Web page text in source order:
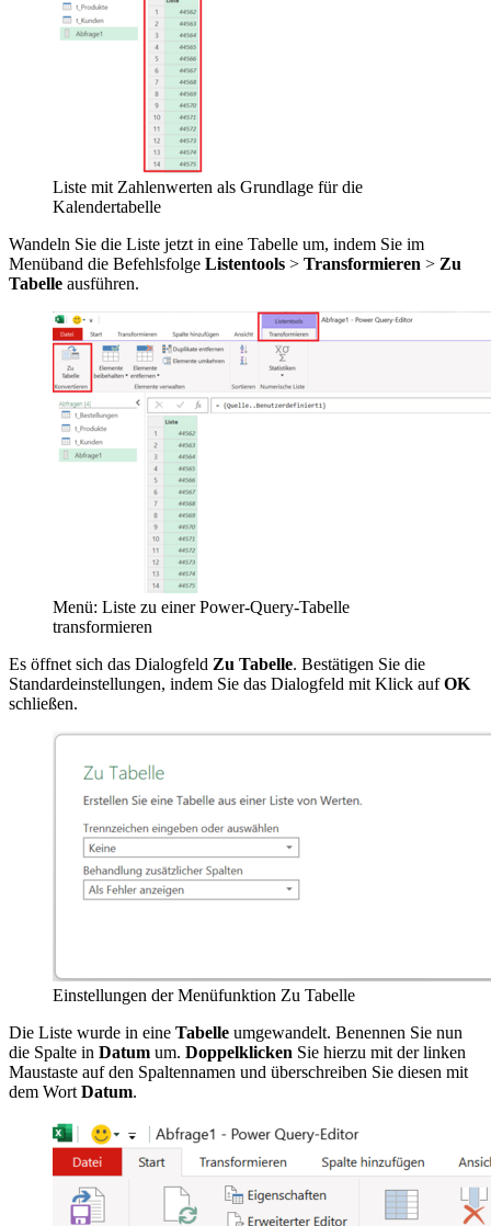
Liste mit Zahlenwerten als Grundlage für die
Kalendertabelle
Wandeln Sie die Liste jetzt in eine Tabelle um, indem Sie im
Menüband die Befehlsfolge Listentools > Transformieren > Zu
Tabelle ausführen.
Menü: Liste zu einer Power-Query-Tabelle
transformieren
Es öffnet sich das Dialogfeld Zu Tabelle. Bestätigen Sie die
Standardeinstellungen, indem Sie das Dialogfeld mit Klick aufOK
schließen.
Einstellungen der Menüfunktion Zu Tabelle
Die Liste wurde in eine Tabelle umgewandelt. Benennen Sie nun
die Spalte in Datum um. Doppelklicken Sie hierzu mit der linken
Maustaste auf den Spaltennamen und überschreiben Sie diesen mit
dem Wort Datum.